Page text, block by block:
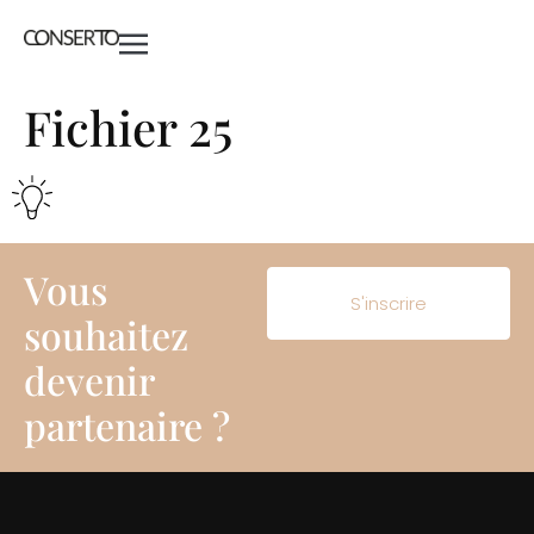
Fichier 25
Vous
souhaitez
devenir
partenaire ?
S'inscrire